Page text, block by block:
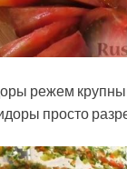
режем
просто